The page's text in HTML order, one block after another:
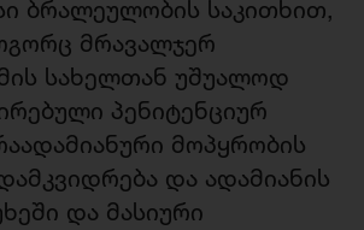
ბრალეულობის საკითხით,
მრავალჯერ
სახელთან უშუალოდ
პენიტენციურ
მოპყრობის
და ადამიანის
და მასიური